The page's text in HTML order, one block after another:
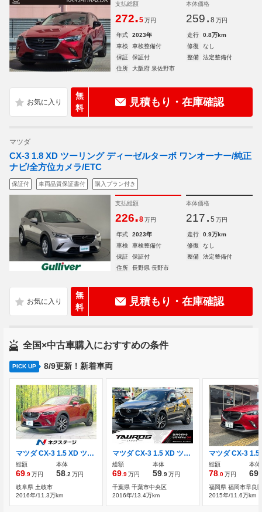
支払総額
272.5 万円
本体価格
259. 8 万円
年式 2023年 走行
0.8万km
車検
車検整備付 修復
なし
保証
保証付 整備
法定整備付
住所
大阪府 泉佐野市
無
料
見積もり・在庫確認
マツダ
CX-3 1.8 XD ツーリング ディーゼルターボ ワンオーナー/純正
ナビ/全方位カメラ/ETC
保証付 車両品質保証書付 購入プラン付き
支払総額
226.8 万円
本体価格
217. 5 万円
年式 2023年 走行
0.9万km
車検
車検整備付 修復
なし
保証
保証付 整備
法定整備付
住所
長野県 長野市
無
料
見積もり・在庫確認
全国×中古車購入におすすめの条件
PICK UP 8/9更新！新着車両
マツダ CX-3 1.5 XD ツーリング ディーゼルターボ ディーゼル(軽油) バックカメラ
総額
69 .9万円
本体
58 .2 万円
岐阜県 土岐市
2016年/11.3万km
マツダ CX-3 1.5 XD ツーリング ディーゼルターボ ユーザー買取車/純正ナビ
総額
69 .9万円
本体
59 .9万円
千葉県 千葉市中央区
2016年/13.4万km
総額
78 .0万円
本体
69
福岡県 福岡市早良
2015年/11.6万km